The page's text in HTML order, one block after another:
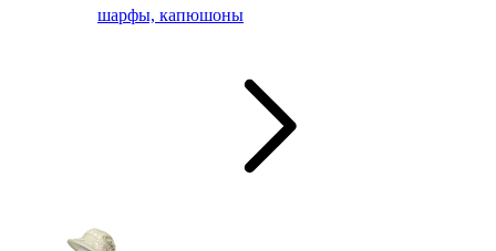
шарфы, капюшоны